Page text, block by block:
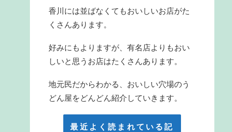
香川には並ばなくてもおいしいお店がた
くさんあります。
好みにもよりますが、有名店よりもおい
しいと思うお店はたくさんあります。
地元民だからわかる、おいしい穴場のう
どん屋をどんどん紹介していきます。
最近よく読まれている記